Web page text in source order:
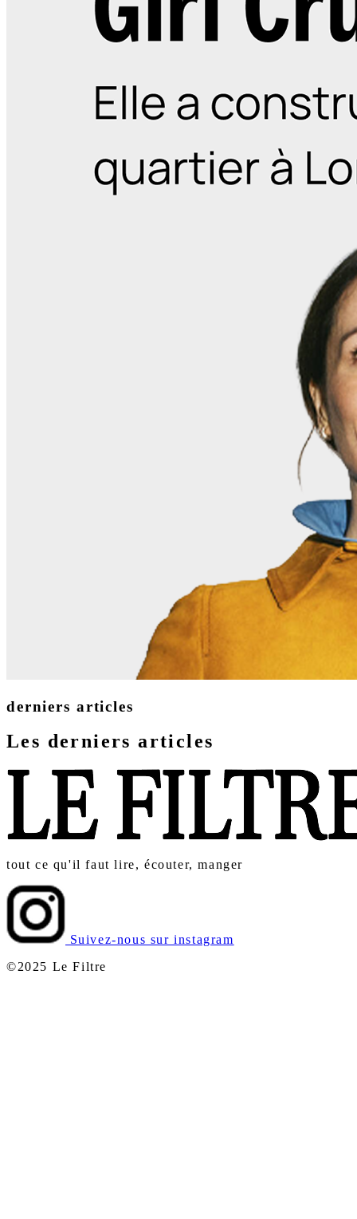
derniers articles
Les derniers articles
tout ce qu'il faut lire, écouter, manger
Suivez-nous sur instagram
©2025 Le Filtre